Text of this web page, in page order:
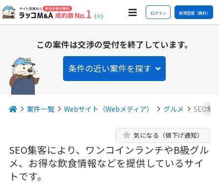
(※) ログイン 新規登録（無料）
この案件は交渉の受付を終了しています。
条件の近い案件を探す
案件一覧 Webサイト（Webメディア） グルメ SEO集
SEO集客により、ワンコインランチやB級グル
メ、お得な飲食情報などを提供しているサイ
トです。
気になる（値下げ通知）